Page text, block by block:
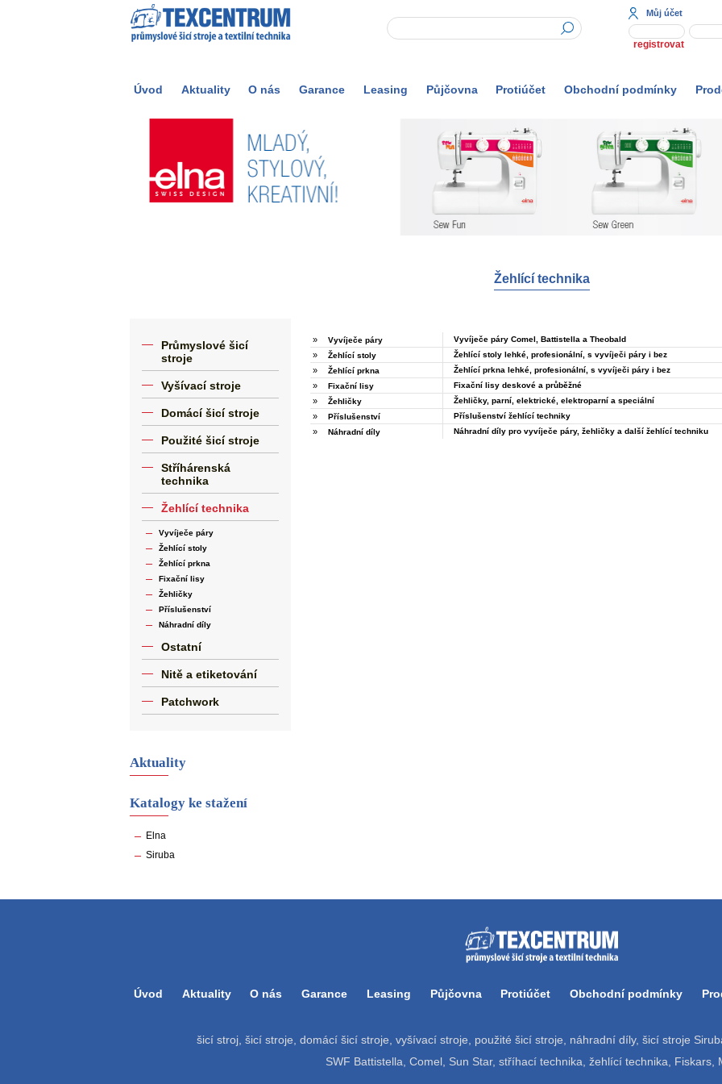
Můj účet
registrovat
Úvod Aktuality O nás Garance Leasing Půjčovna Protiúčet Obchodní podmínky
Žehlící technika
Průmyslové šicí
stroje
Vyšívací stroje
Domácí šicí stroje
Použité šicí stroje
Stříhárenská
technika
Žehlící technika
Vyvíječe páry
Žehlící stoly
Žehlící prkna
Fixační lisy
Žehličky
Příslušenství
Náhradní díly
Ostatní
Nitě a etiketování
Patchwork
Aktuality
Katalogy ke stažení
Elna
Siruba
» Vyvíječe páry Vyvíječe páry Comel, Battistella a Theobald
»
Žehlící stoly Žehlící stoly lehké, profesionální, s vyvíječi páry i bez
»
Žehlící prkna Žehlící prkna lehké, profesionální, s vyvíječi páry i bez
»
Fixační lisy Fixační lisy deskové a průběžné
»
Žehličky Žehličky, parní, elektrické, elektroparní a speciální
»
Příslušenství Příslušenství žehlící techniky
»
Náhradní díly Náhradní díly pro vyvíječe páry, žehličky a další žehlící techniku
Úvod Aktuality O nás Garance Leasing Půjčovna Protiúčet Obchodní podmínky
šicí stroj, šicí stroje, domácí šicí stroje, vyšívací stroje, použité šicí stroje, náhradní díly, šicí stroje
SWF Battistella, Comel, Sun Star, stříhací technika, žehlící technika, Fiskars,